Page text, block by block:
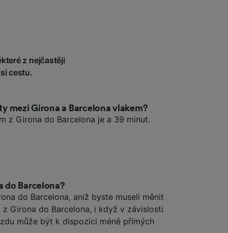
z nejčastěji
cestu.
mezi Girona a Barcelona vlakem?
z Girona do Barcelona je a 39 minut.
do Barcelona?
do Barcelona, aniž byste museli měnit
Girona do Barcelona, i když v závislosti
může být k dispozici méně přímých